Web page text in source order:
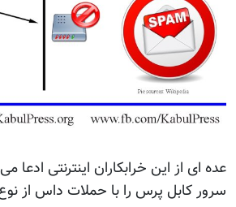
عده ای از این خرابکاران اینترنتی ادعا